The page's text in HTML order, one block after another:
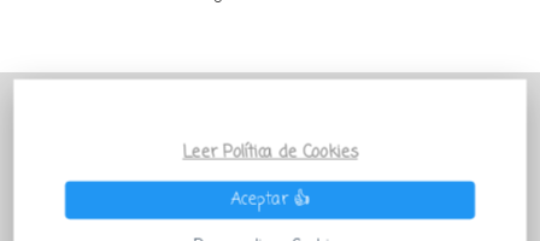
VENTAMAGIA PERMANECERÁ PARADA
TEMPORALMENTE Todos los pedidos que salgan
después del 27 de Julio se enviarán a partir del 01
Leer Política de Cookies
Aceptar 👍